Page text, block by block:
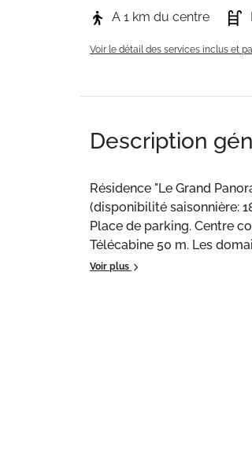
A 1 km du centre
Voir le détail des services inclus et
Description
Résidence "Le Grand
(disponibilité saisonnière:
Place de parking. Centre
Télécabine 50 m. Les
Voir plus